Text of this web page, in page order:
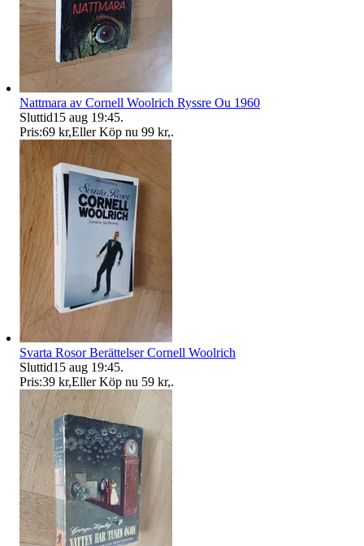
Nattmara av Cornell Woolrich Ryssre Ou 1960
Sluttid15 aug 19:45.
Pris:69 kr,Eller Köp nu 99 kr,.
Svarta Rosor Berättelser Cornell Woolrich
Sluttid15 aug 19:45.
Pris:39 kr,Eller Köp nu 59 kr,.